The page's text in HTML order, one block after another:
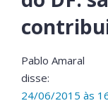
Pablo Amaral
disse:
24/06/2015 às